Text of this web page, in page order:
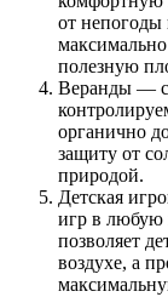
от непогоды
полезную
Веранды —
органично
защиту от
природой.
Детская
игр в любую
позволяет
воздухе, а